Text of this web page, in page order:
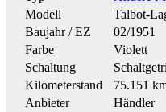
Modell
Talbot-
Baujahr / EZ
02/1951
Farbe
Violett
Schaltung
Kilometerstand
75.151
Anbieter
Händler